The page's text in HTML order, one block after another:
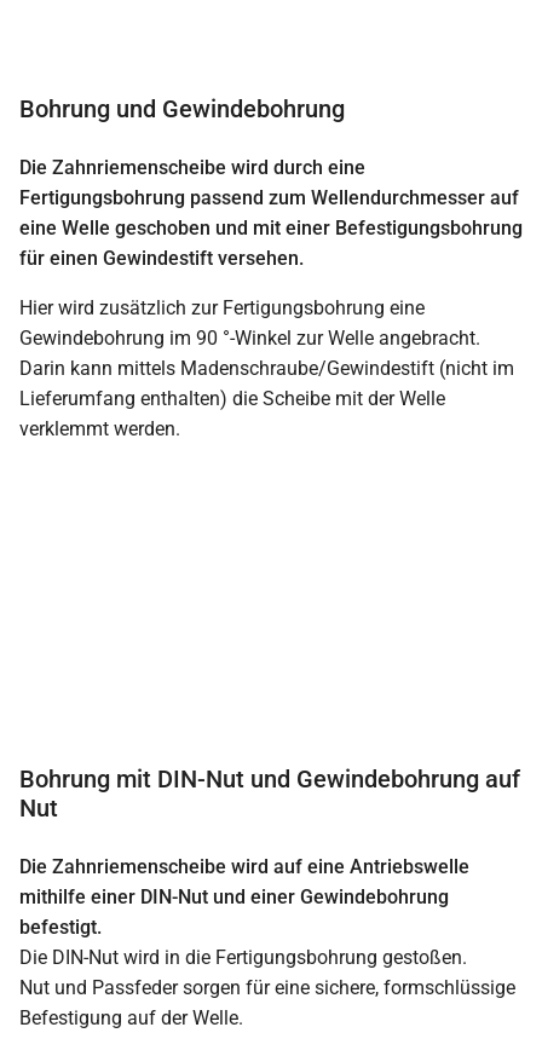
Bohrung und Gewindebohrung
Die Zahnriemenscheibe wird durch eine
Fertigungsbohrung passend zum Wellendurchmesser auf
eine Welle geschoben und mit einer Befestigungsbohrung
für einen Gewindestift versehen.
Hier wird zusätzlich zur Fertigungsbohrung eine
Gewindebohrung im 90 °-Winkel zur Welle angebracht.
Darin kann mittels Madenschraube/Gewindestift (nicht im
Lieferumfang enthalten) die Scheibe mit der Welle
verklemmt werden.
Bohrung mit DIN-Nut und Gewindebohrung auf
Nut
Die Zahnriemenscheibe wird auf eine Antriebswelle
mithilfe einer DIN-Nut und einer Gewindebohrung
befestigt.
Die DIN-Nut wird in die Fertigungsbohrung gestoßen.
Nut und Passfeder sorgen für eine sichere, formschlüssige
Befestigung auf der Welle.